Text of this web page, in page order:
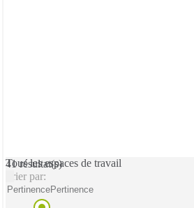
Tous les espaces de travail
41 résultat(s)
Trier par:
PertinencePertinence